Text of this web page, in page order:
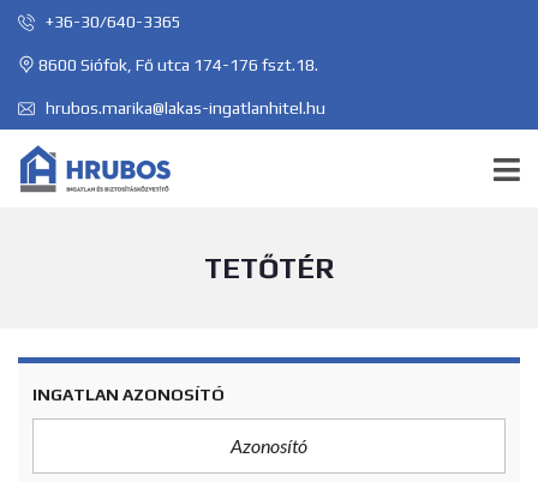
+36-30/640-3365
8600 Siófok, Fő utca 174-176 fszt.18.
hrubos.marika@lakas-ingatlanhitel.hu
TETŐTÉR
INGATLAN AZONOSÍTÓ